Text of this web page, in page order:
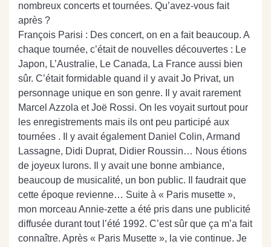
nombreux concerts et tournées. Qu’avez-vous fait
après ?
François Parisi : Des concert, on en a fait beaucoup. A
chaque tournée, c’était de nouvelles découvertes : Le
Japon, L’Australie, Le Canada, La France aussi bien
sûr. C’était formidable quand il y avait Jo Privat, un
personnage unique en son genre. Il y avait rarement
Marcel Azzola et Joë Rossi. On les voyait surtout pour
les enregistrements mais ils ont peu participé aux
tournées . Il y avait également Daniel Colin, Armand
Lassagne, Didi Duprat, Didier Roussin… Nous étions
de joyeux lurons. Il y avait une bonne ambiance,
beaucoup de musicalité, un bon public. Il faudrait que
cette époque revienne… Suite à « Paris musette »,
mon morceau Annie-zette a été pris dans une publicité
diffusée durant tout l’été 1992. C’est sûr que ça m’a fait
connaître. Après « Paris Musette », la vie continue. Je